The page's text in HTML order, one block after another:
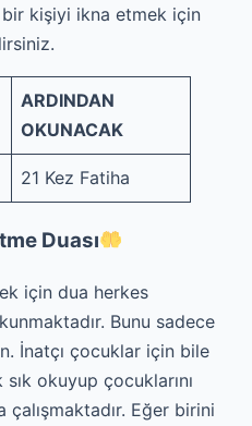
bir kişiyi ikna etmek için
ARDINDAN
OKUNACAK
21 Kez Fatiha
Duası
için dua herkes
Bunu sadece
İnatçı çocuklar için bile
okuyup çocuklarını
Eğer birini